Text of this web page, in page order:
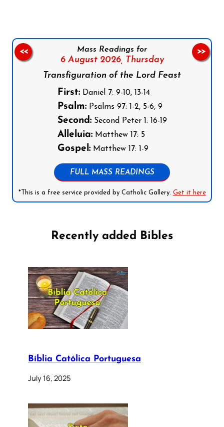
Mass Readings for
6 August 2026, Thursday
Transfiguration of the Lord Feast
First:Daniel 7: 9-10, 13-14
Psalm:Psalms 97: 1-2, 5-6, 9
Second:Second Peter 1: 16-19
Alleluia:Matthew 17: 5
Gospel:Matthew 17: 1-9
FULL MASS READINGS
*This is a free service provided by Catholic Gallery. Get it here
<< >>
Recently added Bibles
Bíblia Católica Portuguesa
July 16, 2025